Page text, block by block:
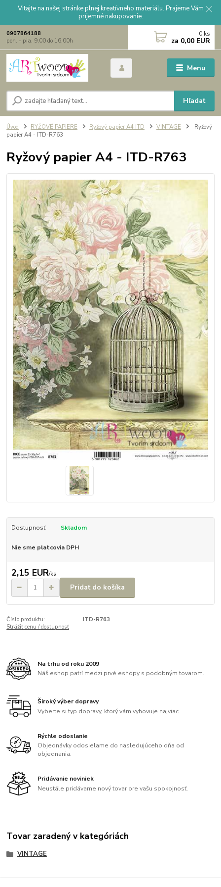
Vitajte na našej stránke plnej kreatívneho materiálu. Prajeme Vám
príjemné nakupovanie.
Menu
Hľadať
0907864188
pon. - pia. 9,00 do 16,00h
0 ks
za 0,00 EUR
Úvod RYŽOVÉ PAPIERE Ryžový papier A4 ITD VINTAGE
Ryžový
papier A4 - ITD-R763
Ryžový papier A4 - ITD-R763
Dostupnosť Skladom
Nie sme platcovia DPH
2,15 EUR/ks
Pridať do košíka
Číslo produktu:
ITD-R763
Strážiť cenu / dostupnosť
Na trhu od roku 2009
Náš eshop patrí medzi prvé eshopy s podobným tovarom.
Široký výber dopravy
Vyberte si typ dopravy, ktorý vám vyhovuje najviac.
Rýchle odoslanie
Objednávky odosielame do nasledujúceho dňa od
objednania.
Pridávanie noviniek
Neustále pridávame nový tovar pre vašu spokojnosť.
Tovar zaradený v kategóriách
VINTAGE